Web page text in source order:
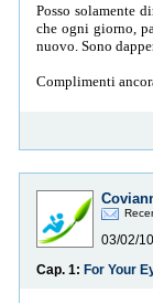
Posso solamente
che ogni giorno,
nuovo. Sono
Complimenti
03/02/
Cap. 1: For Your